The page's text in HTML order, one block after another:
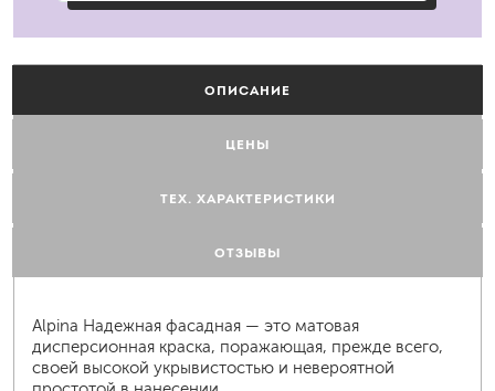
ОПИСАНИЕ
ЦЕНЫ
ТЕХ. ХАРАКТЕРИСТИКИ
ОТЗЫВЫ
Alpina Надежная фасадная — это матовая
дисперсионная краска, поражающая, прежде всего,
своей высокой укрывистостью и невероятной